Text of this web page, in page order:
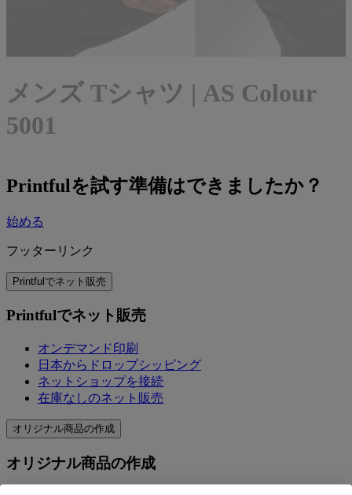
メンズ Tシャツ | AS Colour
5001
Printfulを試す準備はできましたか？
始める
フッターリンク
Printfulでネット販売
Printfulでネット販売
オンデマンド印刷
日本からドロップシッピング
ネットショップを接続
在庫なしのネット販売
オリジナル商品の作成
オリジナル商品の作成